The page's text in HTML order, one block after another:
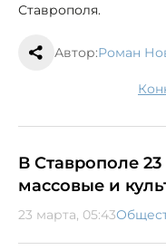
Ставрополя.
Автор:Роман
В Ставрополе
массовые и
23 марта, 05:43